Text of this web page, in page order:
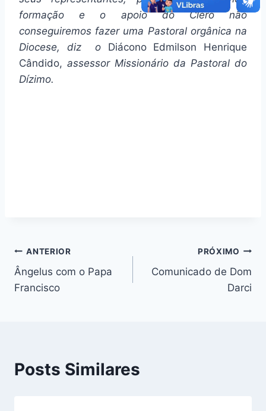
formação e o apoio do Clero não
conseguiremos fazer uma Pastoral orgânica na
Diocese, diz o Diácono Edmilson Henrique
Cândido, assessor Missionário da Pastoral do
Dízimo.
Navegação
de
ANTERIOR
Ângelus com o Papa
Francisco
PRÓXIMO
Comunicado de Dom
Darci
Posts Similares